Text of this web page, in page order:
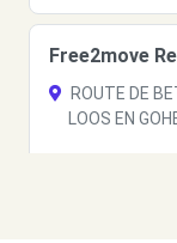
Free2move
ROUTE DE
LOOS EN